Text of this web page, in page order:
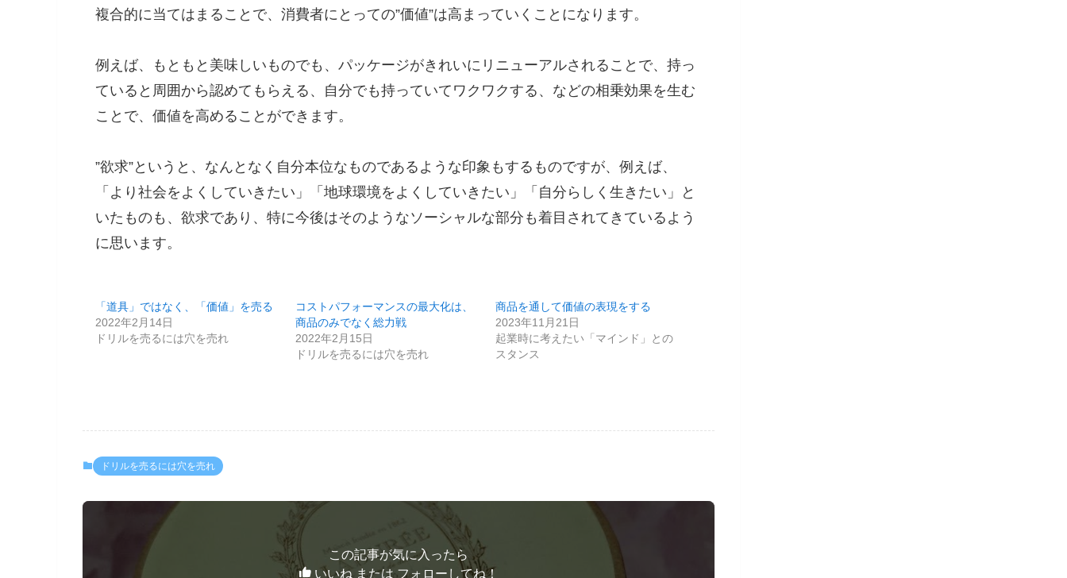
複合的に当てはまることで、消費者にとっての”価値”は高まっていくことになります。
例えば、もともと美味しいものでも、パッケージがきれいにリニューアルされることで、持っ
ていると周囲から認めてもらえる、自分でも持っていてワクワクする、などの相乗効果を生む
ことで、価値を高めることができます。
”欲求”というと、なんとなく自分本位なものであるような印象もするものですが、例えば、
「より社会をよくしていきたい」「地球環境をよくしていきたい」「自分らしく生きたい」と
いたものも、欲求であり、特に今後はそのようなソーシャルな部分も着目されてきているよう
に思います。
「道具」ではなく、「価値」を売る
2022年2月14日
ドリルを売るには穴を売れ
コストパフォーマンスの最大化は、
商品のみでなく総力戦
2022年2月15日
ドリルを売るには穴を売れ
商品を通して価値の表現をする
2023年11月21日
起業時に考えたい「マインド」との
スタンス
ドリルを売るには穴を売れ
この記事が気に入ったら
いいね または フォローしてね！